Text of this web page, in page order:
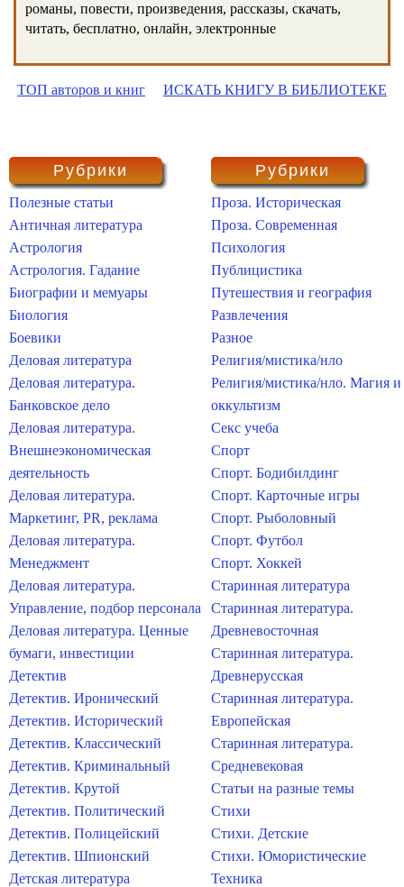
романы, повести, произведения, рассказы, скачать,
читать, бесплатно, онлайн, электронные
ТОП авторов и книг ИСКАТЬ КНИГУ В БИБЛИОТЕКЕ
Рубрики
Полезные статьи
Античная литература
Астрология
Астрология. Гадание
Биографии и мемуары
Биология
Боевики
Деловая литература
Деловая литература.
Банковское дело
Деловая литература.
Внешнеэкономическая
деятельность
Деловая литература.
Маркетинг, PR, реклама
Деловая литература.
Менеджмент
Деловая литература.
Управление, подбор персонала
Деловая литература. Ценные
бумаги, инвестиции
Детектив
Детектив. Иронический
Детектив. Исторический
Детектив. Классический
Детектив. Криминальный
Детектив. Крутой
Детектив. Политический
Детектив. Полицейский
Детектив. Шпионский
Детская литература
Рубрики
Проза. Историческая
Проза. Современная
Психология
Публицистика
Путешествия и география
Развлечения
Разное
Религия/мистика/нло
Религия/мистика/нло. Магия и
оккультизм
Секс учеба
Спорт
Спорт. Бодибилдинг
Спорт. Карточные игры
Спорт. Рыболовный
Спорт. Футбол
Спорт. Хоккей
Старинная литература
Старинная литература.
Древневосточная
Старинная литература.
Древнерусская
Старинная литература.
Европейская
Старинная литература.
Средневековая
Статьи на разные темы
Стихи
Стихи. Детские
Стихи. Юмористические
Техника